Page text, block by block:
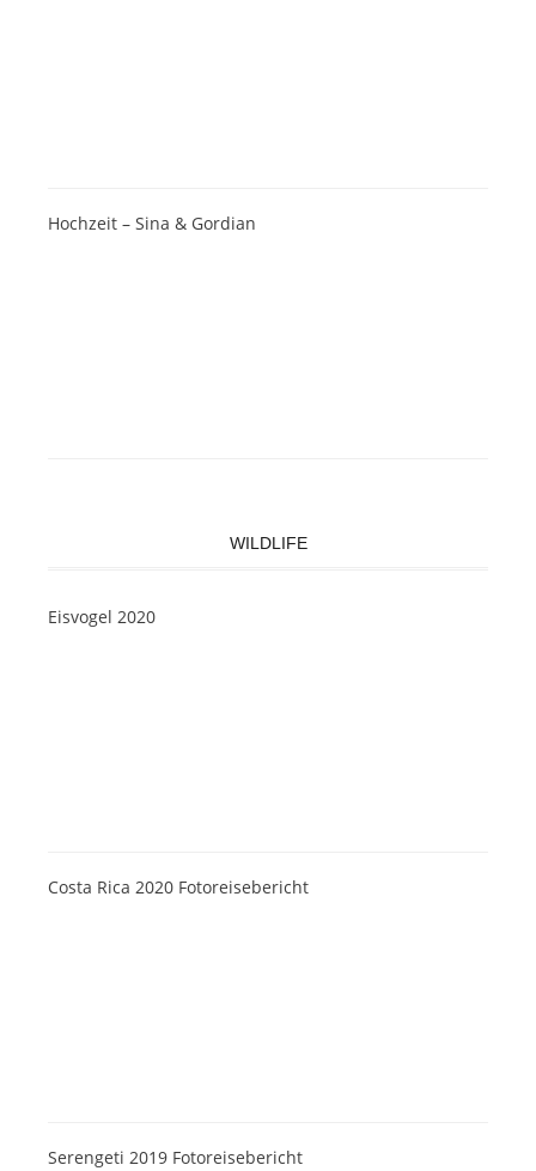
Hochzeit – Sina & Gordian
WILDLIFE
Eisvogel 2020
Costa Rica 2020 Fotoreisebericht
Serengeti 2019 Fotoreisebericht